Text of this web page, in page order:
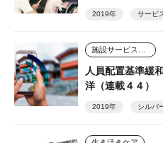
2019年 サービ
人員配置基準緩
洋（連載４４）
2019年 シルバ